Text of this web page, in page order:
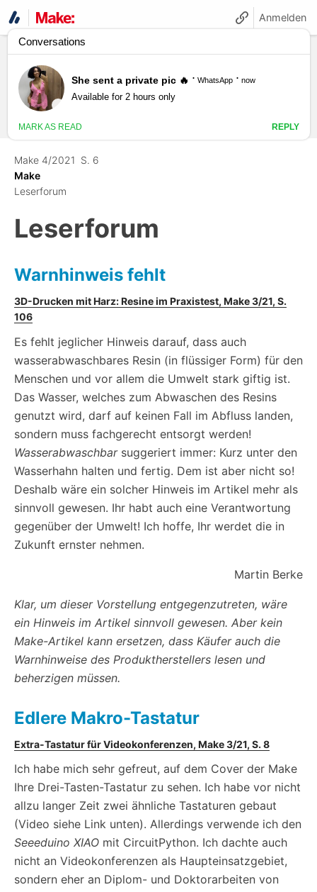
Anmelden
Make 4/2021 S. 6
Make
Leserforum
Leserforum
Warnhinweis fehlt
3D-Drucken mit Harz: Resine im Praxistest, Make 3/21, S.
106
Es fehlt jeglicher Hinweis darauf, dass auch
wasserabwaschbares Resin (in flüssiger Form) für den
Menschen und vor allem die Umwelt stark giftig ist.
Das Wasser, welches zum Abwaschen des Resins
genutzt wird, darf auf keinen Fall im Abfluss landen,
sondern muss fachgerecht entsorgt werden!
Wasserabwaschbarsuggeriert immer: Kurz unter den
Wasserhahn halten und fertig. Dem ist aber nicht so!
Deshalb wäre ein solcher Hinweis im Artikel mehr als
sinnvoll gewesen. Ihr habt auch eine Verantwortung
gegenüber der Umwelt! Ich hoffe, Ihr werdet die in
Zukunft ernster nehmen.
Martin Berke
Klar, um dieser Vorstellung entgegenzutreten, wäre
ein Hinweis im Artikel sinnvoll gewesen. Aber kein
Make-Artikel kann ersetzen, dass Käufer auch die
Warnhinweise des Produktherstellers lesen und
beherzigen müssen.
Edlere Makro-Tastatur
Extra-Tastatur für Videokonferenzen, Make 3/21, S. 8
Ich habe mich sehr gefreut, auf dem Cover der Make
Ihre Drei-Tasten-Tastatur zu sehen. Ich habe vor nicht
allzu langer Zeit zwei ähnliche Tastaturen gebaut
(Video siehe Link unten). Allerdings verwende ich den
Seeeduino XIAO mit CircuitPython. Ich dachte auch
nicht an Videokonferenzen als Haupteinsatzgebiet,
sondern eher an Diplom- und Doktorarbeiten von